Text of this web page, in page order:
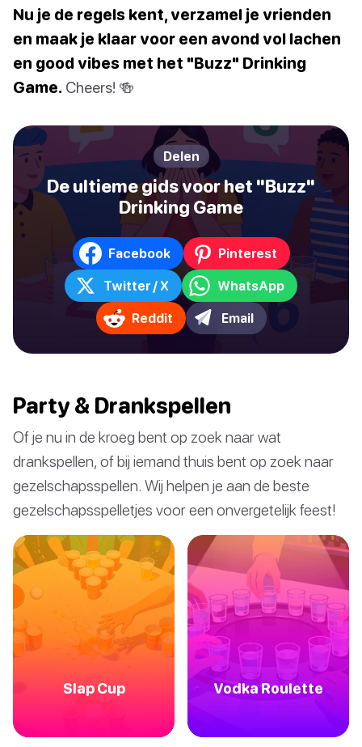
Nu je de regels kent, verzamel je vrienden
en maak je klaar voor een avond vol lachen
en good vibes met het "Buzz" Drinking
Game. Cheers! 🍻
Delen
De ultieme gids voor het "Buzz"
Drinking Game
Facebook Pinterest
Twitter / X WhatsApp
Reddit Email
Party & Drankspellen
Of je nu in de kroeg bent op zoek naar wat
drankspellen, of bij iemand thuis bent op zoek naar
gezelschapsspellen. Wij helpen je aan de beste
gezelschapsspelletjes voor een onvergetelijk feest!
Slap Cup Vodka Roulette